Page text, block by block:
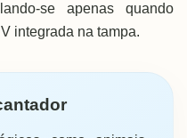
se apenas quando
integrada na tampa.